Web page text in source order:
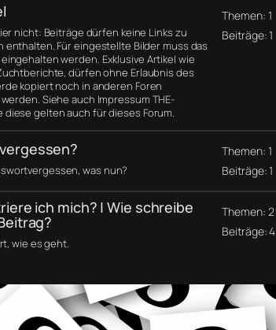
nicht: Beiträge dürfen keine Links zu
enthalten. Für eingestellte Bilder muss das
werden. Exklusive Artikel wie
dürfen ohne Erlaubnis des
kopiert noch in anderen Foren
Siehe auch Impressum THE-
diese gelten auch für dieses Forum.
Themen: 1
Beiträge: 1
was nun?
Themen: 1
Beiträge: 1
ich mich? | Wie schreibe
wie es geht.
Themen: 2
Beiträge: 4